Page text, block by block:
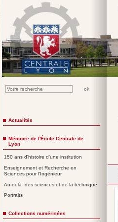
Actualités
Mémoire de l'École Centrale de
Lyon
150 ans d'histoire d'une institution
Enseignement et Recherche en
Sciences pour l'Ingénieur
Au-delà des sciences et de la technique
Portraits
Collections numérisées